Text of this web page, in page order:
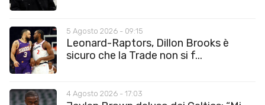
5 Agosto 2026 - 09:15
Leonard-Raptors, Dillon Brooks è
sicuro che la Trade non si f...
4 Agosto 2026 - 17:03